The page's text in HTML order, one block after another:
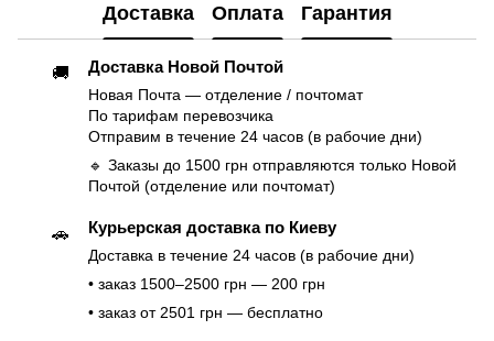
Доставка Оплата Гарантия
🚚 Доставка Новой Почтой
Новая Почта — отделение / почтомат
По тарифам перевозчика
Отправим в течение 24 часов (в рабочие дни)
🔹 Заказы до 1500 грн отправляются только Новой
Почтой (отделение или почтомат)
🚗 Курьерская доставка по Киеву
Доставка в течение 24 часов (в рабочие дни)
• заказ 1500–2500 грн — 200 грн
• заказ от 2501 грн — бесплатно